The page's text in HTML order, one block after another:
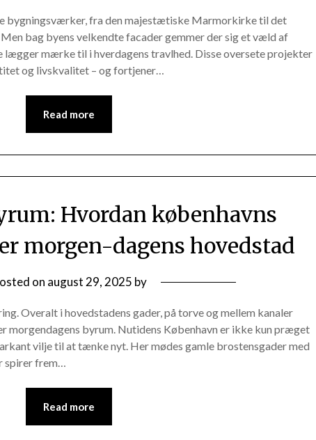
bygningsværker, fra den majestætiske Marmorkirke til det
bag byens velkendte facader gemmer der sig et væld af
mærke til i hverdagens travlhed. Disse oversete projekter
og livskvalitet – og fortjener…
Read more
Hvordan københavns
morgen-dagens hovedstad
on august 29, 2025 by
Overalt i hovedstadens gader, på torve og mellem kanaler
morgendagens byrum. Nutidens København er ikke kun præget
vilje til at tænke nyt. Her mødes gamle brostensgader med
frem…
Read more